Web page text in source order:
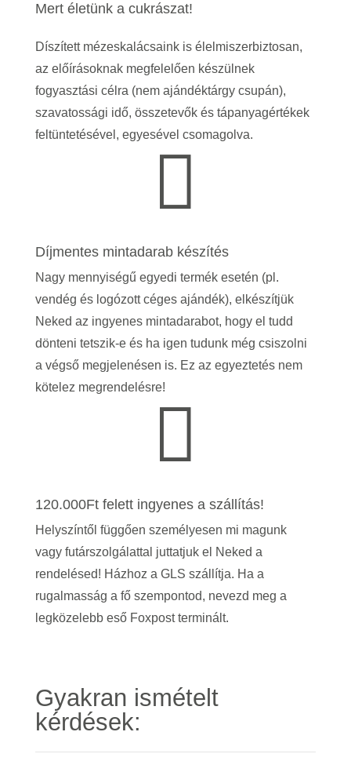
Mert életünk a cukrászat!
Díszített mézeskalácsaink is élelmiszerbiztosan,
az előírásoknak megfelelően készülnek
fogyasztási célra (nem ajándéktárgy csupán),
szavatossági idő, összetevők és tápanyagértékek
feltüntetésével, egyesével csomagolva.

Díjmentes mintadarab készítés
Nagy mennyiségű egyedi termék esetén (pl.
vendég és logózott céges ajándék), elkészítjük
Neked az ingyenes mintadarabot, hogy el tudd
dönteni tetszik-e és ha igen tudunk még csiszolni
a végső megjelenésen is. Ez az egyeztetés nem
kötelez megrendelésre!

120.000Ft felett ingyenes a szállítás!
Helyszíntől függően személyesen mi magunk
vagy futárszolgálattal juttatjuk el Neked a
rendelésed! Házhoz a GLS szállítja. Ha a
rugalmasság a fő szempontod, nevezd meg a
legközelebb eső Foxpost terminált.
Gyakran ismételt
kérdések: